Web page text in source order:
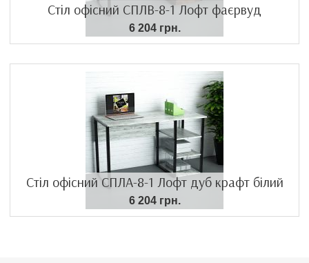
Стіл офісний СПЛВ-8-1 Лофт фаєрвуд
6 204 грн.
Стіл офісний СПЛА-8-1 Лофт дуб крафт білий
6 204 грн.